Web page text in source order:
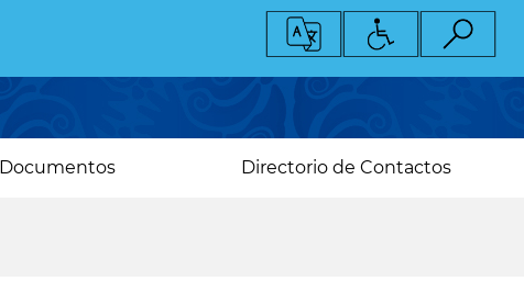
Documentos Directorio de Contactos